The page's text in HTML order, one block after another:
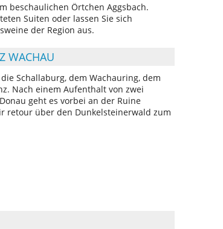
beschaulichen Örtchen Aggsbach.
Suiten oder lassen Sie sich
der Region aus.
WACHAU
Schallaburg, dem Wachauring, dem
Nach einem Aufenthalt von zwei
geht es vorbei an der Ruine
retour über den Dunkelsteinerwald zum